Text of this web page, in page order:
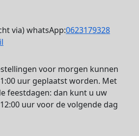
via) whatsApp:0623179328
voor morgen kunnen
uur geplaatst worden. Met
feestdagen: dan kunt u uw
uur voor de volgende dag